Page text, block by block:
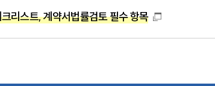
리스트, 계약서법률검토 필수 항목